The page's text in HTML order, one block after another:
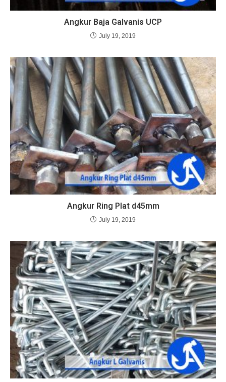
Angkur Baja Galvanis UCP
July 19, 2019
Angkur Ring Plat d45mm
July 19, 2019